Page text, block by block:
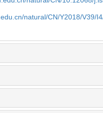
natural/CN/Y2018/V39/